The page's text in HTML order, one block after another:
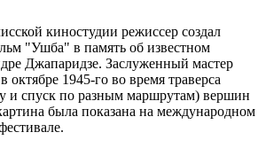
киностудии режиссер создал
"Ушба" в память об известном
Джапаридзе. Заслуженный мастер
1945-го во время траверса
и спуск по разным маршрутам) вершин
была показана на международном